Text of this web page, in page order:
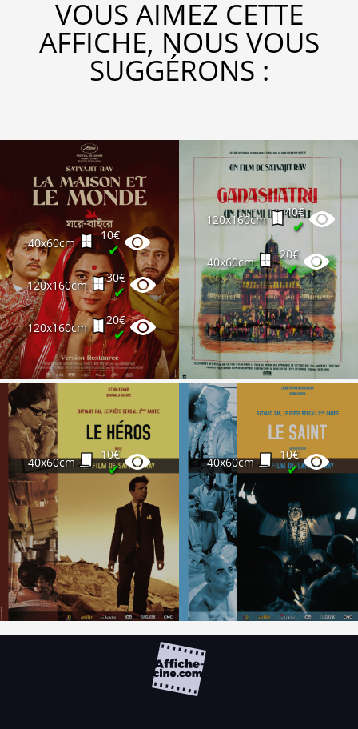
VOUS AIMEZ CETTE
AFFICHE, NOUS VOUS
SUGGÉRONS :
40x60cm
10€
✔
120x160cm
30€
✔
120x160cm
20€
✔
120x160cm
40€
✔
40x60cm
20€
✔
40x60cm
10€
✔ 40x60cm
10€
✔